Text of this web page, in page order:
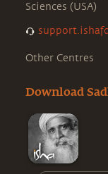
Sciences (USA)
Other Centres
Download